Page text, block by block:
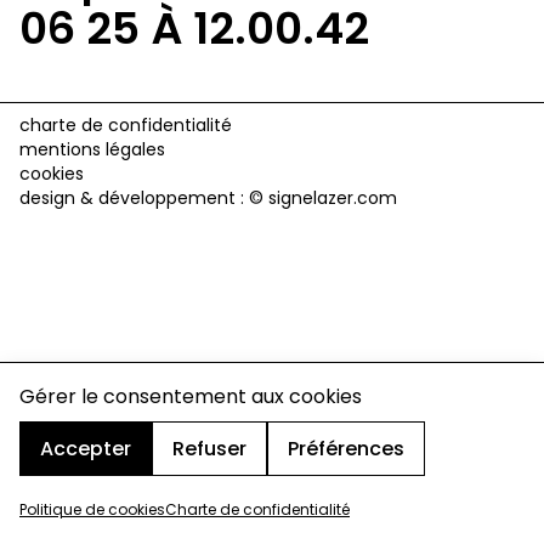
Gérer le consentement aux cookies
Accepter
Refuser Préférences
Politique de cookiesCharte de confidentialité
06 25 À 12.00.42
charte de confidentialité
mentions légales
cookies
design & développement : © signelazer.com